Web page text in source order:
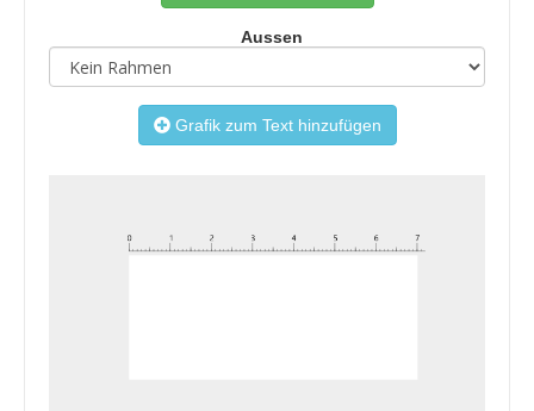
Aussen
Grafik zum Text hinzufügen